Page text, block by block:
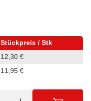
Stückpreis / Stk
12,30 €
11,95 €